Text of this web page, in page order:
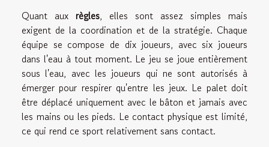
Quant aux règles, elles sont assez simples mais
exigent de la coordination et de la stratégie. Chaque
équipe se compose de dix joueurs, avec six joueurs
dans l'eau à tout moment. Le jeu se joue entièrement
sous l'eau, avec les joueurs qui ne sont autorisés à
émerger pour respirer qu'entre les jeux. Le palet doit
être déplacé uniquement avec le bâton et jamais avec
les mains ou les pieds. Le contact physique est limité,
ce qui rend ce sport relativement sans contact.